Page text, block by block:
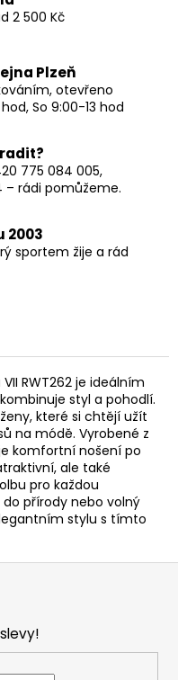
2 500 Kč
Plzeň
otevřeno
hod, So 9:00-13 hod
775 084 005,
– rádi pomůžeme.
2003
sportem žije a rád
RWT262 je ideálním
styl a pohodlí.
které si chtějí užít
na módě. Vyrobené z
komfortní nošení po
ale také
pro každou
přírody nebo volný
stylu s tímto